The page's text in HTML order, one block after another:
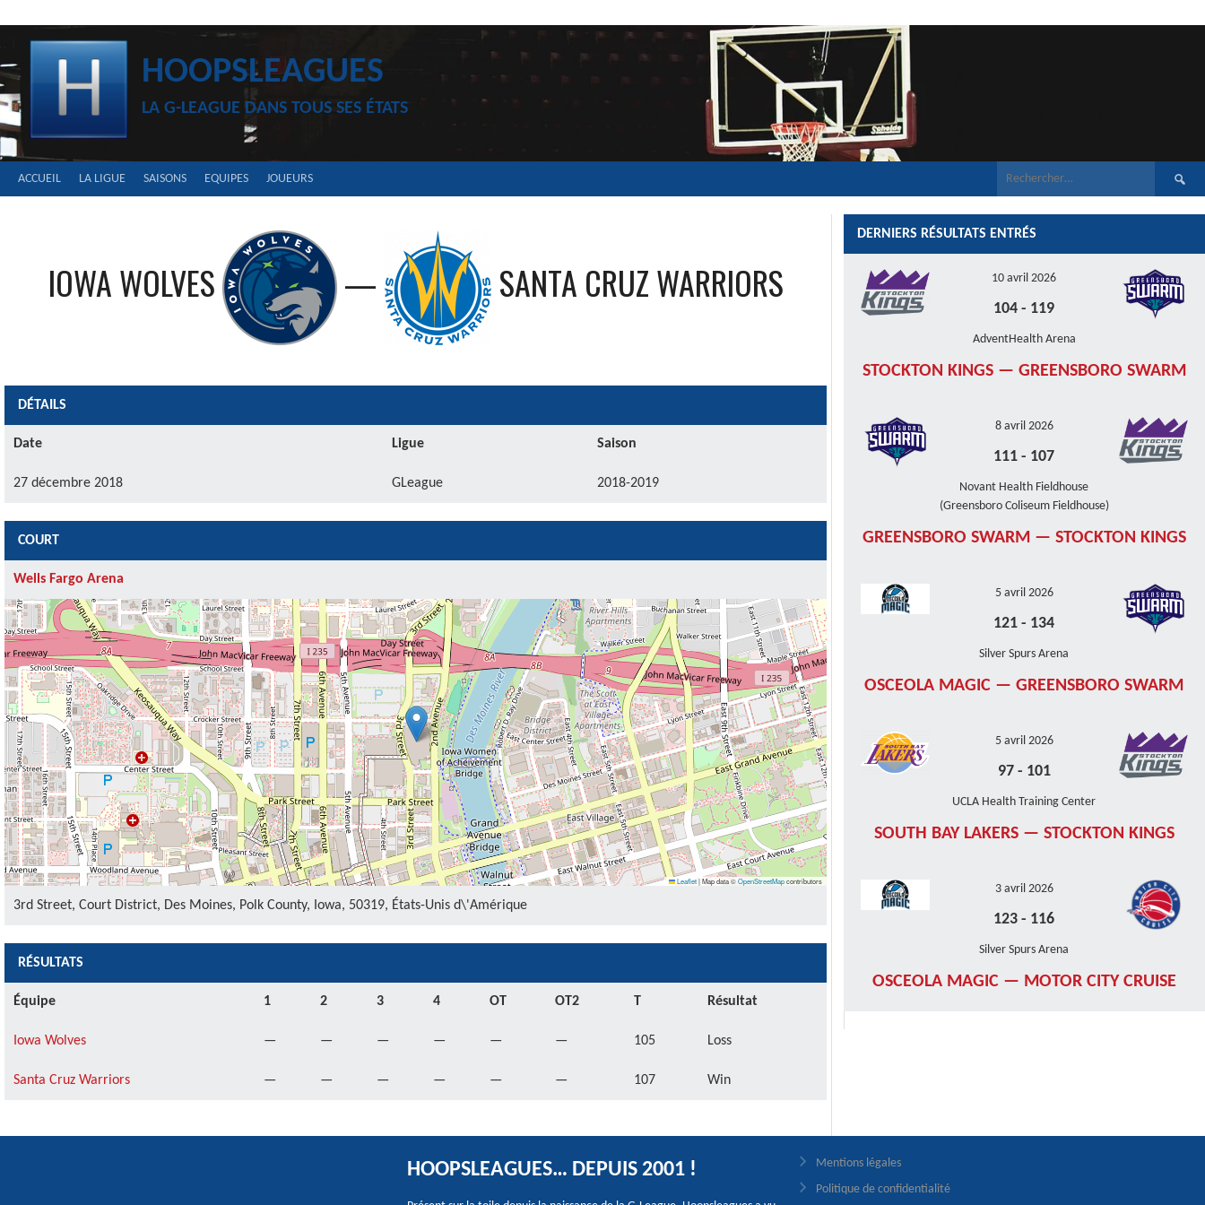
HOOPSLEAGUES
LA G-LEAGUE DANS TOUS SES ÉTATS
ACCUEIL LA LIGUE SAISONS EQUIPES JOUEURS
IOWA WOLVES — SANTA CRUZ WARRIORS
DÉTAILS
Date Ligue Saison
27 décembre 2018 GLeague 2018-2019
COURT
Wells Fargo Arena
Leaflet|Map data ©OpenStreetMapcontributors
3rd Street, Court District, Des Moines, Polk County, Iowa, 50319, États-Unis d\'Amérique
RÉSULTATS
Équipe 1 2 3 4 OT OT2 T Résultat
Iowa Wolves — — — — — — 105 Loss
Santa Cruz Warriors — — — — — — 107 Win
DERNIERS RÉSULTATS ENTRÉS
10 avril 2026
104 - 119
AdventHealth Arena
STOCKTON KINGS — GREENSBORO SWARM
8 avril 2026
111 - 107
Novant Health Fieldhouse
(Greensboro Coliseum Fieldhouse)
GREENSBORO SWARM — STOCKTON KINGS
5 avril 2026
121 - 134
Silver Spurs Arena
OSCEOLA MAGIC — GREENSBORO SWARM
5 avril 2026
97- 101
UCLA Health Training Center
SOUTH BAY LAKERS — STOCKTON KINGS
3 avril 2026
123 - 116
Silver Spurs Arena
OSCEOLA MAGIC — MOTOR CITY CRUISE
HOOPSLEAGUES… DEPUIS 2001 !
Mentions légales
Politique de confidentialité